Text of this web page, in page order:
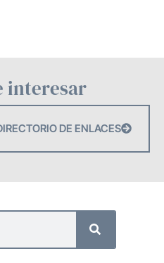
interesar
DE ENLACES